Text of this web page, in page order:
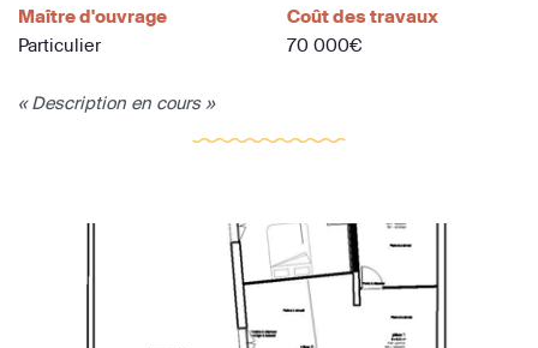
Maître d'ouvrage
Particulier
Coût des travaux
70 000€
« Description en cours »